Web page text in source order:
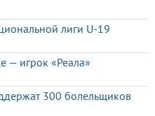
лиги U-19
— игрок «Реала»
300 болельщиков